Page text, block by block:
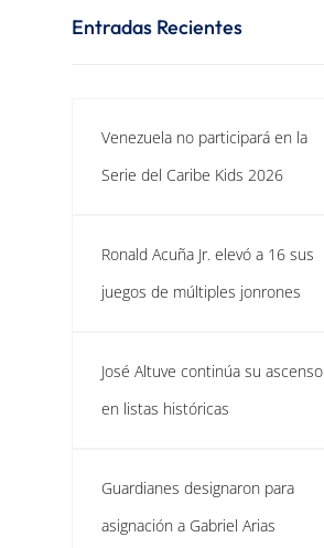
Entradas Recientes
Venezuela no participará en la
Serie del Caribe Kids 2026
Ronald Acuña Jr. elevó a 16 sus
juegos de múltiples jonrones
José Altuve continúa su ascenso
en listas históricas
Guardianes designaron para
asignación a Gabriel Arias